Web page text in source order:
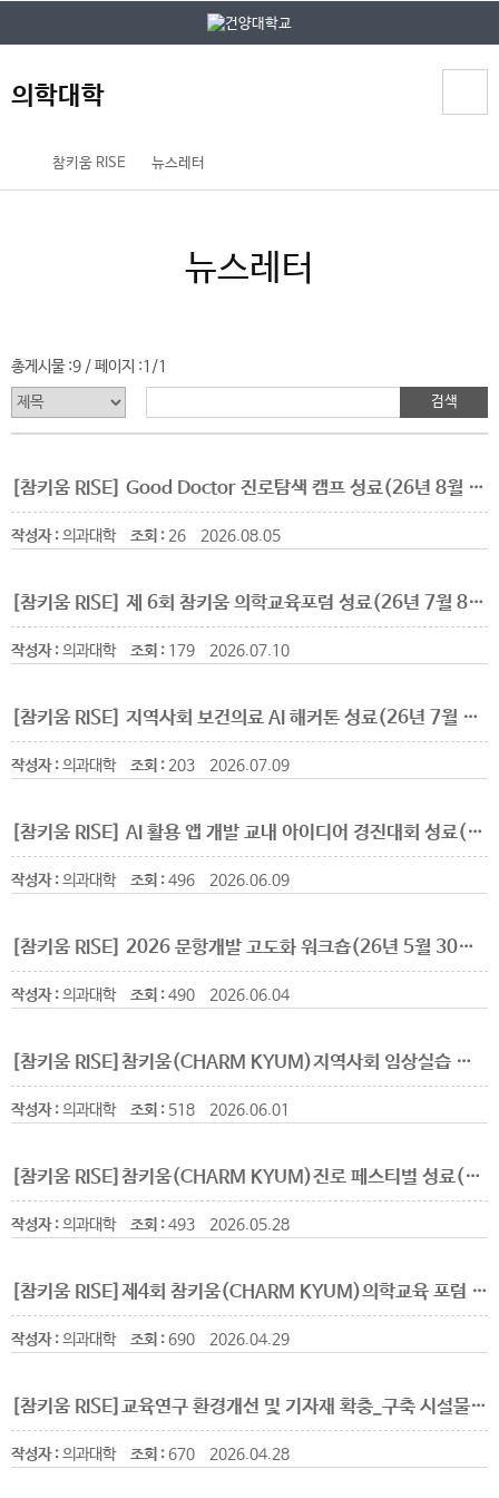
의학대학
페
참키움 RISE 뉴스레터
뉴스레터
총게시물 :9 /페이지 :1/1
[참키움 RISE] Good Doctor 진로탐색 캠프 성료(26년 8월 1일부)
작성자 :의과대학 조회 : 26 2026.08.05
[참키움 RISE] 제 6회 참키움 의학교육포럼 성료(26년 7월 8일부)
작성자 :의과대학 조회 : 179 2026.07.10
[참키움 RISE] 지역사회 보건의료 AI 해커톤 성료(26년 7월 3일부)
작성자 :의과대학 조회 : 203 2026.07.09
[참키움 RISE] AI 활용 앱 개발 교내 아이디어 경진대회 성료(26년 6월 1일부)
작성자 :의과대학 조회 :496 2026.06.09
[참키움 RISE] 2026 문항개발 고도화 워크숍(26년 5월 30일부)
작성자 :의과대학 조회 :490 2026.06.04
[참키움 RISE]참키움(CHARM KYUM)지역사회 임상실습 성료(26년 4월 17일부)
작성자 :의과대학 조회 :518 2026.06.01
[참키움 RISE]참키움(CHARM KYUM)진로 페스티벌 성료(26년 4월 28일부)
작성자 :의과대학 조회 :493 2026.05.28
[참키움 RISE]제4회 참키움(CHARM KYUM)의학교육 포럼 성료(26년 1월 9일부)
작성자 :의과대학 조회 :690 2026.04.29
[참키움 RISE]교육연구 환경개선 및 기자재 확충_구축 시설물 안내(26년 3월 부)
작성자 :의과대학 조회 :670 2026.04.28